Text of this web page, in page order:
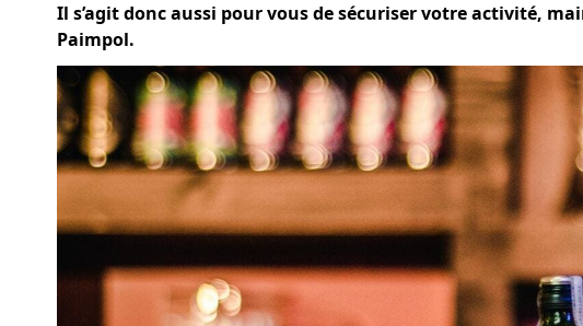
Il s’agit donc aussi pour vous de sécuriser votre activité,
Paimpol.